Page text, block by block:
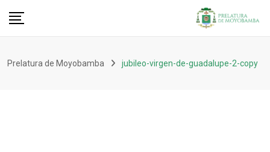
Prelatura de Moyobamba jubileo-virgen-de-guadalupe-2-copy